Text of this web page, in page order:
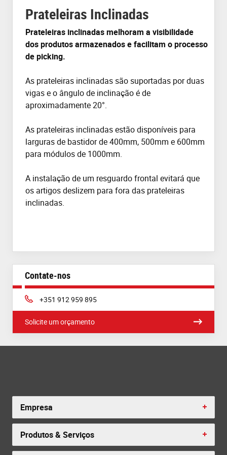
Prateleiras Inclinadas
Prateleiras inclinadas melhoram a visibilidade
dos produtos armazenados e facilitam o processo
de picking.
As prateleiras inclinadas são suportadas por duas
vigas e o ângulo de inclinação é de
aproximadamente 20°.
As prateleiras inclinadas estão disponíveis para
larguras de bastidor de 400mm, 500mm e 600mm
para módulos de 1000mm.
A instalação de um resguardo frontal evitará que
os artigos deslizem para fora das prateleiras
inclinadas.
Contate-nos
Phone:
+351 912 959 895
Solicite um orçamento
Empresa
Produtos & Serviços